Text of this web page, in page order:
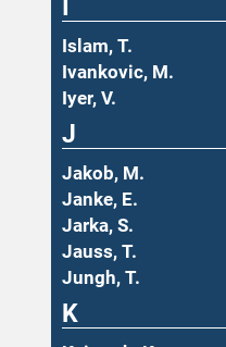
Islam, T.
Ivankovic, M.
Iyer, V.
J
Jakob, M.
Janke, E.
Jarka, S.
Jauss, T.
Jungh, T.
K